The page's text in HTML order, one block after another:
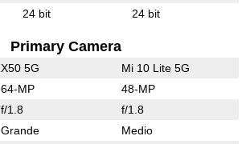
24 bit 24 bit
Primary Camera
X50 5G Mi 10 Lite 5G
64-MP 48-MP
f/1.8 f/1.8
Grande Medio